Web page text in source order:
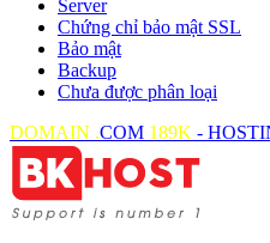
Server
Chứng chỉ bảo mật SSL
Bảo mật
Backup
Chưa được phân loại
DOMAIN .COM 189K -